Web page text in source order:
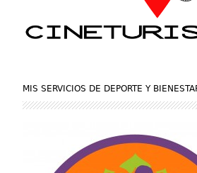
MIS SERVICIOS DE DEPORTE Y